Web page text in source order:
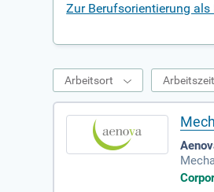
Zur Berufsorientierung als
Arbeitsort Arbeitszeit
llen